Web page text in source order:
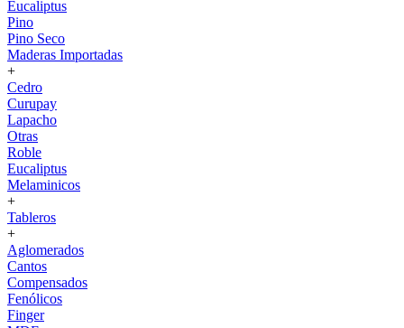
Eucaliptus
Pino
Pino Seco
Maderas Importadas
+
Cedro
Curupay
Lapacho
Otras
Roble
Eucaliptus
Melaminicos
+
Tableros
+
Aglomerados
Cantos
Compensados
Fenólicos
Finger